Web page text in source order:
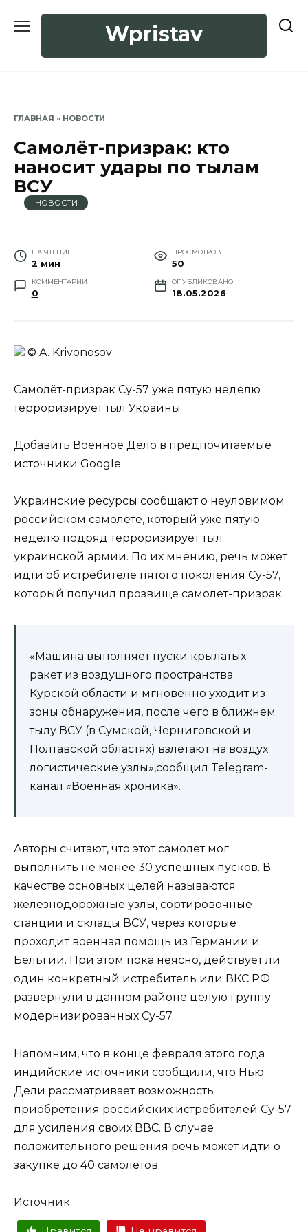
Wpristav
ГЛАВНАЯ » НОВОСТИ
Самолёт-призрак: кто
наносит удары по тылам
ВСУ
НОВОСТИ
НА ЧТЕНИЕ
2 мин
ПРОСМОТРОВ
50
КОММЕНТАРИИ
0
ОПУБЛИКОВАНО
18.05.2026
© A. Krivonosov
Самолёт-призрак Су-57 уже пятую неделю
терроризирует тыл Украины
Добавить Военное Дело в предпочитаемые
источники Google
Украинские ресурсы сообщают о неуловимом
российском самолете, который уже пятую
неделю подряд терроризирует тыл
украинской армии. По их мнению, речь может
идти об истребителе пятого поколения Су-57,
который получил прозвище самолет-призрак.
«Машина выполняет пуски крылатых
ракет из воздушного пространства
Курской области и мгновенно уходит из
зоны обнаружения, после чего в ближнем
тылу ВСУ (в Сумской, Черниговской и
Полтавской областях) взлетают на воздух
логистические узлы»,сообщил Telegram-
канал «Военная хроника».
Авторы считают, что этот самолет мог
выполнить не менее 30 успешных пусков. В
качестве основных целей называются
железнодорожные узлы, сортировочные
станции и склады ВСУ, через которые
проходит военная помощь из Германии и
Бельгии. При этом пока неясно, действует ли
один конкретный истребитель или ВКС РФ
развернули в данном районе целую группу
модернизированных Су-57.
Напомним, что в конце февраля этого года
индийские источники сообщили, что Нью
Дели рассматривает возможность
приобретения российских истребителей Су-57
для усиления своих ВВС. В случае
положительного решения речь может идти о
закупке до 40 самолетов.
Источник